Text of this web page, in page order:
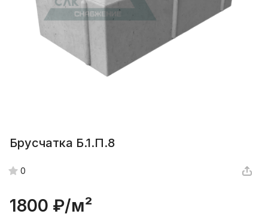
Брусчатка Б.1.П.8
0
1800 ₽/м²